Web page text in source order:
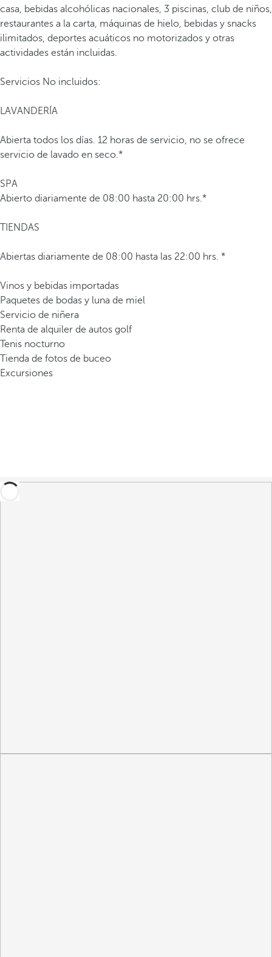
casa, bebidas alcohólicas nacionales, 3 piscinas, club de niños,
restaurantes a la carta, máquinas de hielo, bebidas y snacks
ilimitados, deportes acuáticos no motorizados y otras
actividades están incluidas.
Servicios No incluidos:
LAVANDERÍA
Abierta todos los días. 12 horas de servicio, no se ofrece
servicio de lavado en seco.*
SPA
Abierto diariamente de 08:00 hasta 20:00 hrs.*
TIENDAS
Abiertas diariamente de 08:00 hasta las 22:00 hrs. *
Vinos y bebidas importadas
Paquetes de bodas y luna de miel
Servicio de niñera
Renta de alquiler de autos golf
Tenis nocturno
Tienda de fotos de buceo
Excursiones